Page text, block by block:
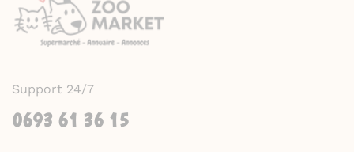
Support 24/7
0693 61 36 15